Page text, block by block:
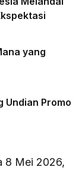
yang
Undian Promo
8 Mei 2026,